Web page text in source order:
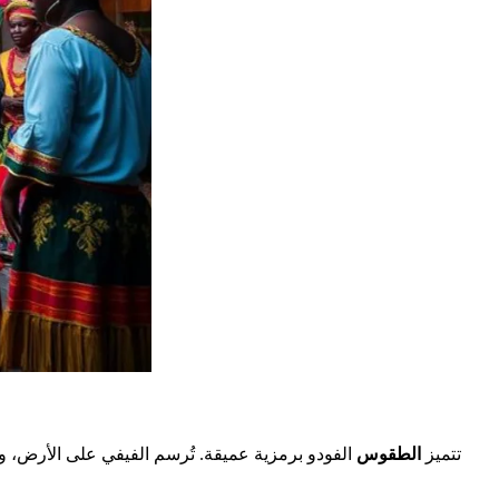
تتميز الطقوس الفودو برمزية عميقة. تُرسم الفيفي على